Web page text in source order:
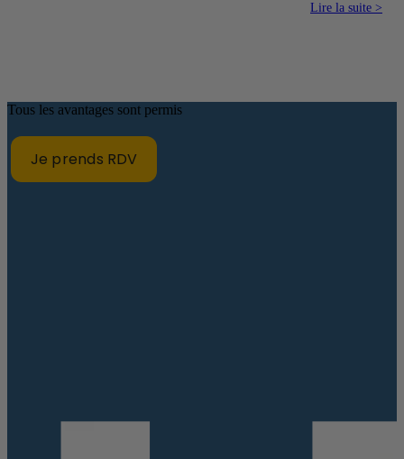
Lire la suite >
Tous les avantages sont permis
Je prends RDV